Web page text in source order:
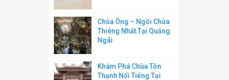
Chùa Ông – Ngôi Chùa
Thiêng Nhất Tại Quảng
Ngãi
Khám Phá Chùa Tôn
Thạnh Nổi Tiếng Tại